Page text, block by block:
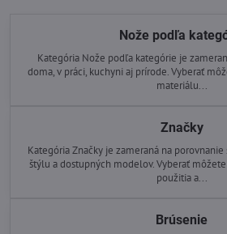
Nože podľa
Kategória Nože podľa kategórie je
doma, v práci, kuchyni aj prírode. Vyberať
materiálu...
Značky
Kategória Značky je zameraná na
štýlu a dostupných modelov. Vyberať
použitia a...
Brúsenie